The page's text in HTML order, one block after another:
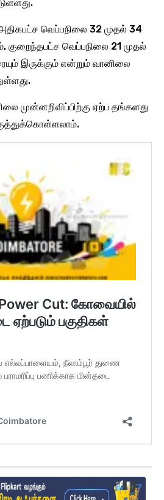
வெப்பநிலை 32 முதல் 34
குறைந்தபட்ச வெப்பநிலை 21 முதல்
இருக்கும் என்றும் வானிலை
முன்னறிவிப்பிற்கு ஏற்ப தங்களது